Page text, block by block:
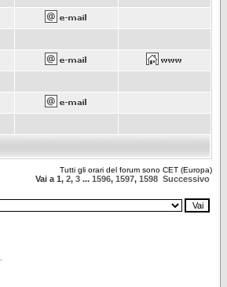
Tutti gli orari del forum sono CET (Europa)
Vai a 1, 2, 3 ... 1596, 1597, 1598 Successivo